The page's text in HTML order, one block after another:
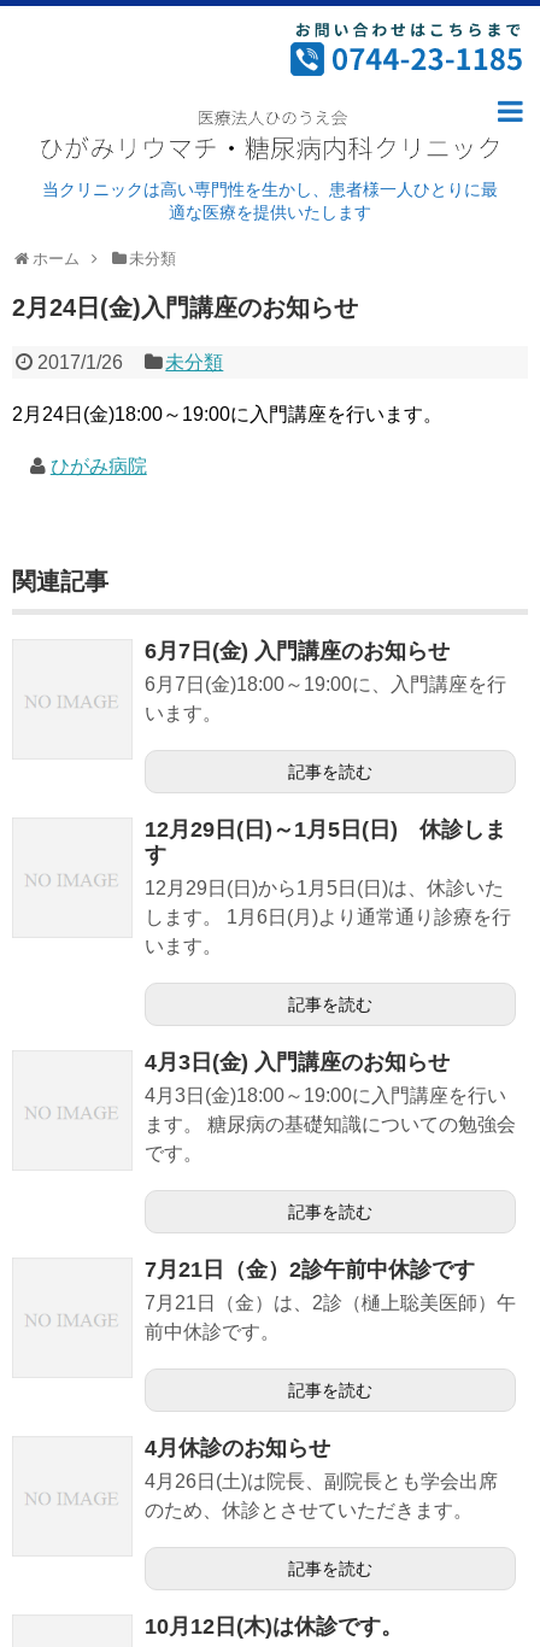
当クリニックは高い専門性を生かし、患者様一人ひとりに最
適な医療を提供いたします
ホーム 未分類
2月24日(金)入門講座のお知らせ
2017/1/26 未分類
2月24日(金)18:00～19:00に入門講座を行います。
ひがみ病院
関連記事
6月7日(金) 入門講座のお知らせ
6月7日(金)18:00～19:00に、入門講座を行
います。
記事を読む
12月29日(日)～1月5日(日) 休診しま
す
12月29日(日)から1月5日(日)は、休診いた
します。 1月6日(月)より通常通り診療を行
います。
記事を読む
4月3日(金) 入門講座のお知らせ
4月3日(金)18:00～19:00に入門講座を行い
ます。 糖尿病の基礎知識についての勉強会
です。
記事を読む
7月21日（金）2診午前中休診です
7月21日（金）は、2診（樋上聡美医師）午
前中休診です。
記事を読む
4月休診のお知らせ
4月26日(土)は院長、副院長とも学会出席
のため、休診とさせていただきます。
記事を読む
10月12日(木)は休診です。
病院案内
病院紹介
施設基準及び加算について
治験